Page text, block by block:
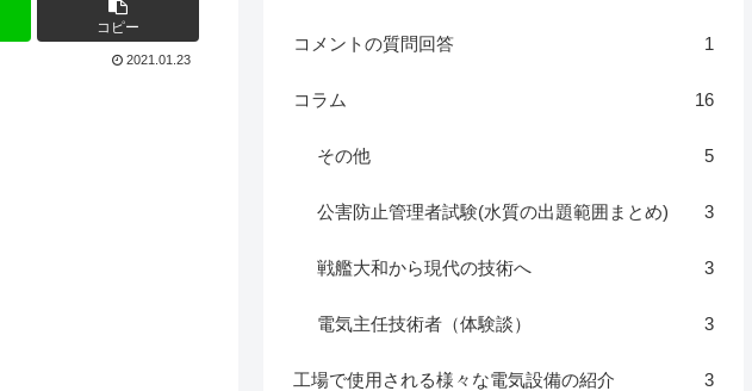
コピー
2021.01.23
コメントの質問回答 1
コラム 16
その他 5
公害防止管理者試験(水質の出題範囲まとめ) 3
戦艦大和から現代の技術へ 3
電気主任技術者（体験談） 3
工場で使用される様々な電気設備の紹介 3